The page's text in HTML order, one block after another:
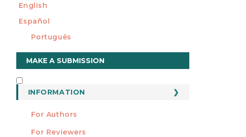
English
Español
Português
Make
a
Submission
MAKE A SUBMISSION
INFORMATION
For Authors
For Reviewers